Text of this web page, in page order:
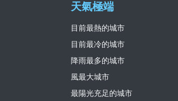
天氣極端
目前最熱的城市
目前最冷的城市
降雨最多的城市
風最大城市
最陽光充足的城市